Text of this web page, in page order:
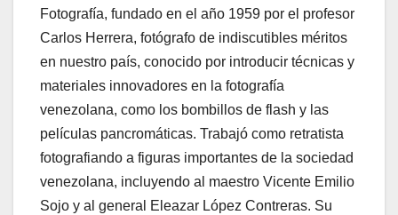
Fotografía, fundado en el año 1959 por el profesor
Carlos Herrera, fotógrafo de indiscutibles méritos
en nuestro país, conocido por introducir técnicas y
materiales innovadores en la fotografía
venezolana, como los bombillos de flash y las
películas pancromáticas. Trabajó como retratista
fotografiando a figuras importantes de la sociedad
venezolana, incluyendo al maestro Vicente Emilio
Sojo y al general Eleazar López Contreras. Su